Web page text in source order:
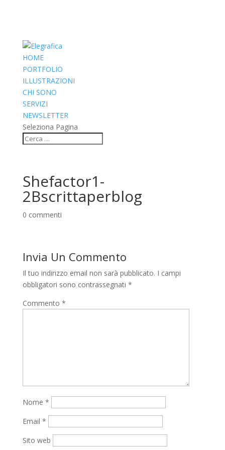
HOME
PORTFOLIO
ILLUSTRAZIONI
CHI SONO
SERVIZI
NEWSLETTER
Seleziona Pagina
Shefactor1-
2Bscrittaperblog
0 commenti
Invia Un Commento
Il tuo indirizzo email non sarà pubblicato. I campi
obbligatori sono contrassegnati *
Commento *
Nome *
Email *
Sito web